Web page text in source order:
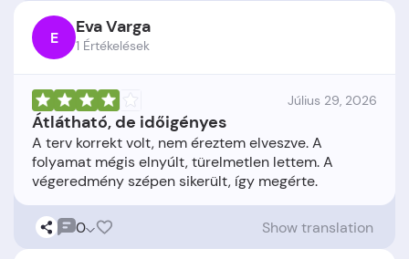
E Eva Varga
1 Értékelések
Július 29, 2026
Átlátható, de időigényes
A terv korrekt volt, nem éreztem elveszve. A
folyamat mégis elnyúlt, türelmetlen lettem. A
0 Show translation